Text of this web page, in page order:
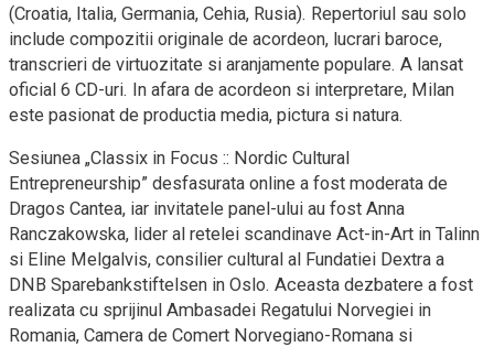
(Croatia, Italia, Germania, Cehia, Rusia). Repertoriul sau solo
include compozitii originale de acordeon, lucrari baroce,
transcrieri de virtuozitate si aranjamente populare. A lansat
oficial 6 CD-uri. In afara de acordeon si interpretare, Milan
este pasionat de productia media, pictura si natura.
Sesiunea „Classix in Focus :: Nordic Cultural
Entrepreneurship” desfasurata online a fost moderata de
Dragos Cantea, iar invitatele panel-ului au fost Anna
Ranczakowska, lider al retelei scandinave Act-in-Art in Talinn
si Eline Melgalvis, consilier cultural al Fundatiei Dextra a
DNB Sparebankstiftelsen in Oslo. Aceasta dezbatere a fost
realizata cu sprijinul Ambasadei Regatului Norvegiei in
Romania, Camera de Comert Norvegiano-Romana si